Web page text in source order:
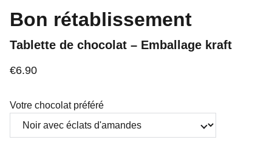
Bon rétablissement
Tablette de chocolat – Emballage kraft
€6.90
Votre chocolat préféré